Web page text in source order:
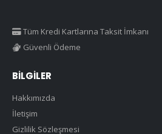
Tüm Kredi Kartlarına Taksit İmkanı
Güvenli Ödeme
BILGILER
Hakkımızda
İletişim
Gizlilik Sözleşmesi